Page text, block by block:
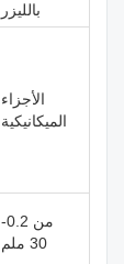
بالليزر
الأجزاء
الميكانيكية
من 0.2-
30 ملم